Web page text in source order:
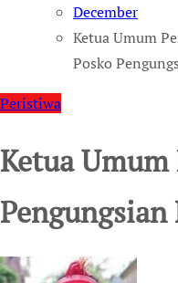
December
Ketua Umum
Posko
Peristiwa
Ketua
Pengungsian